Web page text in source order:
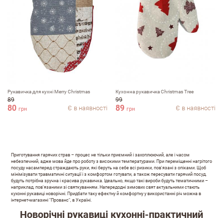
Рукавичка для кухні Merry Christmas
89
80 грн Є в наявності
Кухонна рукавичка Christmas Tree
99
89 грн Є в наявності
Приготування гарячих страв – процес не тільки приємний і захоплюючий, але і часом
небезпечний, адже мова йде про роботу з високими температурами. При переміщенні нагрітого
посуду насамперед страждають руки, які беруть на себе всі ризики, пов'язані з опіками. Щоб
мінімізувати травматичні ситуації і з комфортом готувати, а також пересувати гарячий посуд,
будуть потрібна зручна і красива рукавичка. Ідеально, якщо такi вироби будуть тематичними –
наприклад, пов'язаними зі святкуванням. Напередодні зимових свят актуальними стають
кухонні рукавиці новорічні. Придбати таку ефектну й комфортну у використанні річ можна в
інтернет-магазині "Прованс", в Україні.
Новорічні рукавиці кухонні-практичний